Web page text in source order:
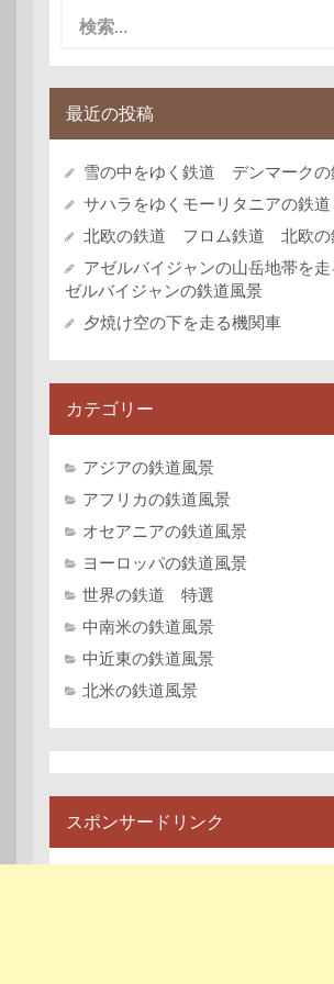
最近の投稿
雪の中をゆく鉄道 デンマークの
サハラをゆくモーリタニアの鉄道
北欧の鉄道 フロム鉄道 北欧の
アゼルバイジャンの山岳地帯を
ゼルバイジャンの鉄道風景
夕焼け空の下を走る機関車
カテゴリー
アジアの鉄道風景
アフリカの鉄道風景
オセアニアの鉄道風景
ヨーロッパの鉄道風景
世界の鉄道 特選
中南米の鉄道風景
中近東の鉄道風景
北米の鉄道風景
スポンサードリンク